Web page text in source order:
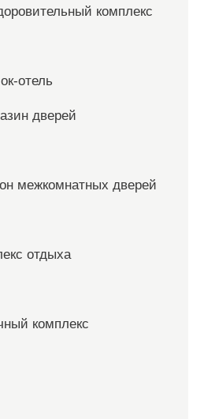
комплекс
отель
дверей
межкомнатных дверей
отдыха
комплекс